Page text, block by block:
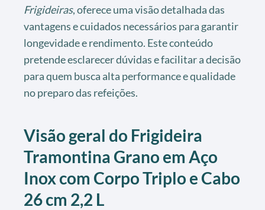
Frigideiras, oferece uma visão detalhada das
vantagens e cuidados necessários para garantir
longevidade e rendimento. Este conteúdo
pretende esclarecer dúvidas e facilitar a decisão
para quem busca alta performance e qualidade
no preparo das refeições.
Visão geral do Frigideira
Tramontina Grano em Aço
Inox com Corpo Triplo e Cabo
26 cm 2,2 L